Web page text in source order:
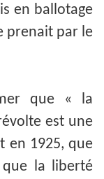
en ballotage
prenait par le
que « la
est une
en 1925, que
la liberté